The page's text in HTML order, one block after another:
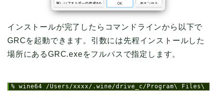
インストールが完了したらコマンドラインから以下で
GRCを起動できます。引数には先程インストールした
場所にあるGRC.exeをフルパスで指定します。
% wine64 /Users/xxxx/.wine/drive_c/Program\ Files\